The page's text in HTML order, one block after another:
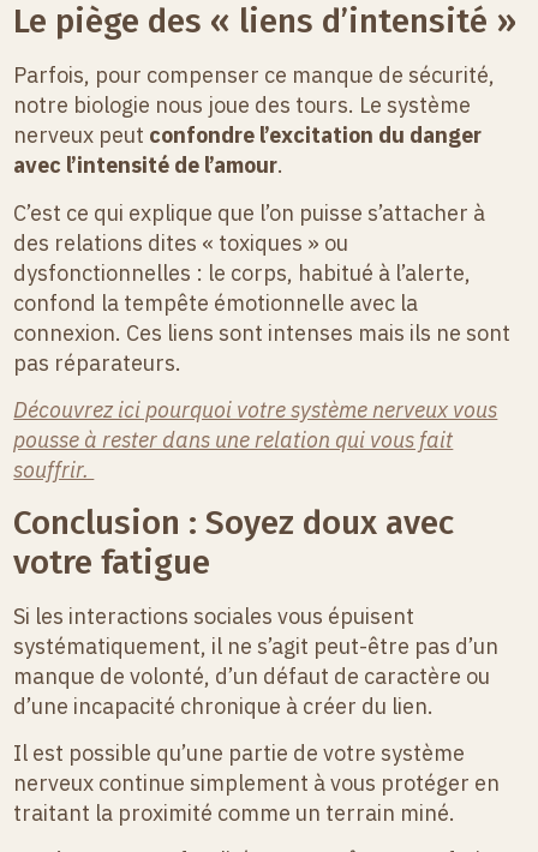
Le piège des « liens d’intensité »
Parfois, pour compenser ce manque de sécurité,
notre biologie nous joue des tours. Le système
nerveux peut confondre l’excitation du danger
avec l’intensité de l’amour.
C’est ce qui explique que l’on puisse s’attacher à
des relations dites « toxiques » ou
dysfonctionnelles : le corps, habitué à l’alerte,
confond la tempête émotionnelle avec la
connexion. Ces liens sont intenses mais ils ne sont
pas réparateurs.
Découvrez ici pourquoi votre système nerveux vous
pousse à rester dans une relation qui vous fait
souffrir.
Conclusion : Soyez doux avec
votre fatigue
Si les interactions sociales vous épuisent
systématiquement, il ne s’agit peut-être pas d’un
manque de volonté, d’un défaut de caractère ou
d’une incapacité chronique à créer du lien.
Il est possible qu’une partie de votre système
nerveux continue simplement à vous protéger en
traitant la proximité comme un terrain miné.